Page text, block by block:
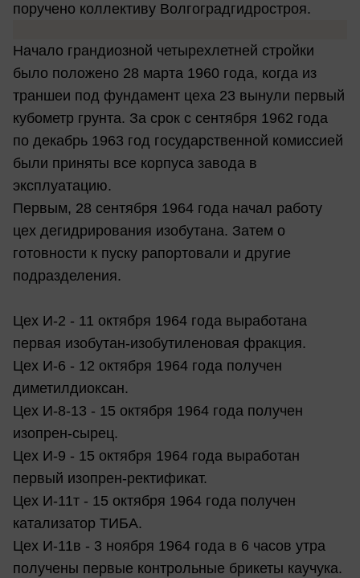
поручено коллективу Волгоградгидростроя.
Начало грандиозной четырехлетней стройки
было положено 28 марта 1960 года, когда из
траншеи под фундамент цеха 23 вынули первый
кубометр грунта. За срок с сентября 1962 года
по декабрь 1963 год государственной комиссией
были приняты все корпуса завода в
эксплуатацию.
Первым, 28 сентября 1964 года начал работу
цех дегидрирования изобутана. Затем о
готовности к пуску рапортовали и другие
подразделения.
Цех И-2 - 11 октября 1964 года выработана
первая изобутан-изобутиленовая фракция.
Цех И-6 - 12 октября 1964 года получен
диметилдиоксан.
Цех И-8-13 - 15 октября 1964 года получен
изопрен-сырец.
Цех И-9 - 15 октября 1964 года выработан
первый изопрен-ректификат.
Цех И-11т - 15 октября 1964 года получен
катализатор ТИБА.
Цех И-11в - 3 ноября 1964 года в 6 часов утра
получены первые контрольные брикеты каучука.